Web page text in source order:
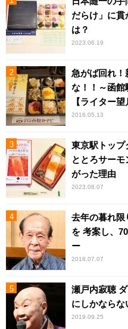
だらけ」に貫
は？
2023.06.19
急がば回れ！
な！！～函
【ライター
2016.05.13
東京駅トップ
ととろサー
がった理由
2023.08.07
去年の暮れ限
を 考案し、
ー
2018.07.07
瀬戸内寂聴
にしかならな
2019.09.25